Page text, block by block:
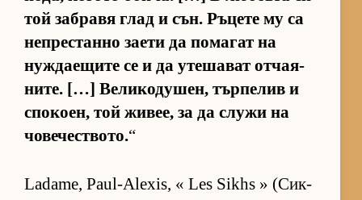
той заб­равя глад и сън. Ръ­цете му са
неп­рес­танно за­ети да по­ма­гат на
нуж­да­е­щите се и да уте­ша­ват от­ча­я­
ни­те. […] Ве­ли­ко­ду­шен, тър­пе­лив и
спо­ко­ен, той жи­вее, за да служи на
чо­ве­чес­т­во­то.“
Ladame, Paul-Alexis, « Les Sikhs » (Сик­